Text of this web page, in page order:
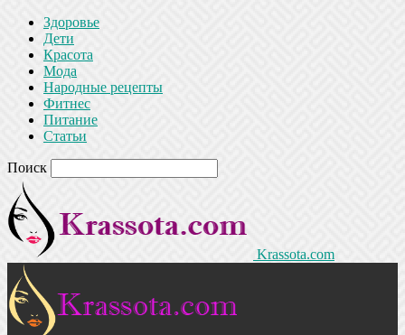
Здоровье
Дети
Красота
Мода
Народные рецепты
Фитнес
Питание
Статьи
Поиск
Krassota.com